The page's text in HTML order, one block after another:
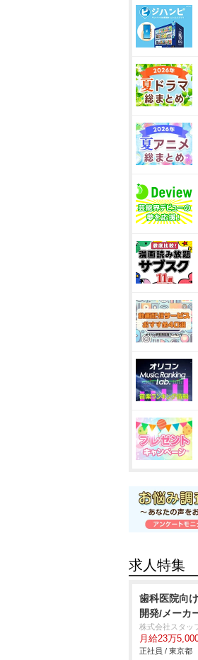
求人特集
歯科医院向
開発/メーカ
株式会社スタッ
月給23万
正社員 / 東京都